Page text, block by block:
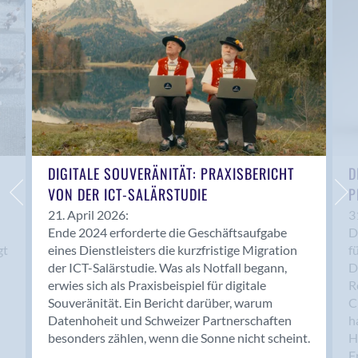
Anwil
Appenzell
Au SG
Baar
Baden
Balsthal
Balzers
Basel
Bassersdorf
Belp
Bendern
Benken (SG)
Bergdietikon
Berlin
Bern
Bern - Liebefeld
DIGITALE SOUVERÄNITÄT: PRAXISBERICHT
VON DER ICT-SALÄRSTUDIE
21. April 2026:
Ende 2024 erforderte die Geschäftsaufgabe
eines Dienstleisters die kurzfristige Migration
der ICT-Salärstudie. Was als Notfall begann,
erwies sich als Praxisbeispiel für digitale
Souveränität. Ein Bericht darüber, warum
Datenhoheit und Schweizer Partnerschaften
besonders zählen, wenn die Sonne nicht scheint.